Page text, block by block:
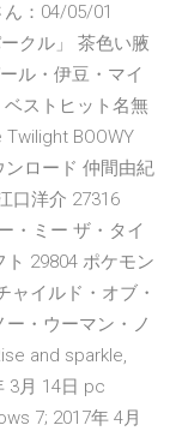
：04/05/01
クル」 茶色い腋
ル・伊豆・マイ
ストヒット名無
BOOWY
ンロード 仲間由紀
口洋介 27316
・ミー ザ・タイ
29804 ポケモン
ャイルド・オブ・
・ウーマン・ノ
and sparkle,
3月 14日 pc
7; 2017年 4月